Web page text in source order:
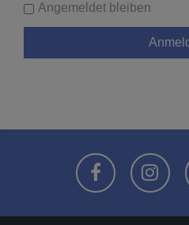
Angemeldet bleiben